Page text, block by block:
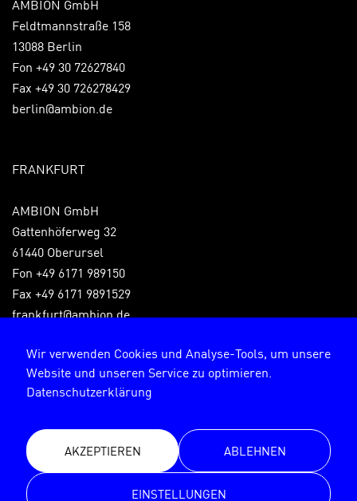
Wir verwenden Cookies und Analyse-Tools, um unsere
Website und unseren Service zu optimieren.
Datenschutzerklärung
AKZEPTIEREN ABLEHNEN
EINSTELLUNGEN
AMBION GmbH
Feldtmannstraße 158
13088 Berlin
Fon +49 30 72627840
Fax +49 30 726278429
berlin@ambion.de
FRANKFURT
AMBION GmbH
Gattenhöferweg 32
61440 Oberursel
Fon +49 6171 989150
Fax +49 6171 9891529
frankfurt@ambion.de
Impressum
© AMBION GmbH 2026